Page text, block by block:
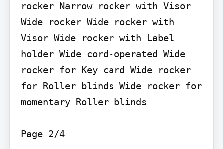
rocker Narrow rocker with Visor
Wide rocker Wide rocker with
Visor Wide rocker with Label
holder Wide cord-operated Wide
rocker for Key card Wide rocker
for Roller blinds Wide rocker for
momentary Roller blinds
Page 2/4